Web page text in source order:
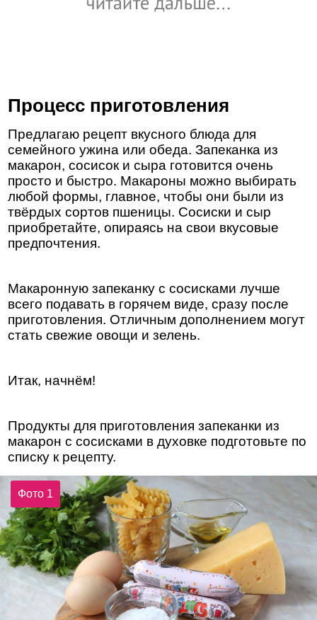
Процесс приготовления
Предлагаю рецепт вкусного блюда для
семейного ужина или обеда. Запеканка из
макарон, сосисок и сыра готовится очень
просто и быстро. Макароны можно выбирать
любой формы, главное, чтобы они были из
твёрдых сортов пшеницы. Сосиски и сыр
приобретайте, опираясь на свои вкусовые
предпочтения.
Макаронную запеканку с сосисками лучше
всего подавать в горячем виде, сразу после
приготовления. Отличным дополнением могут
стать свежие овощи и зелень.
Итак, начнём!
Продукты для приготовления запеканки из
макарон с сосисками в духовке подготовьте по
списку к рецепту.
Фото 1